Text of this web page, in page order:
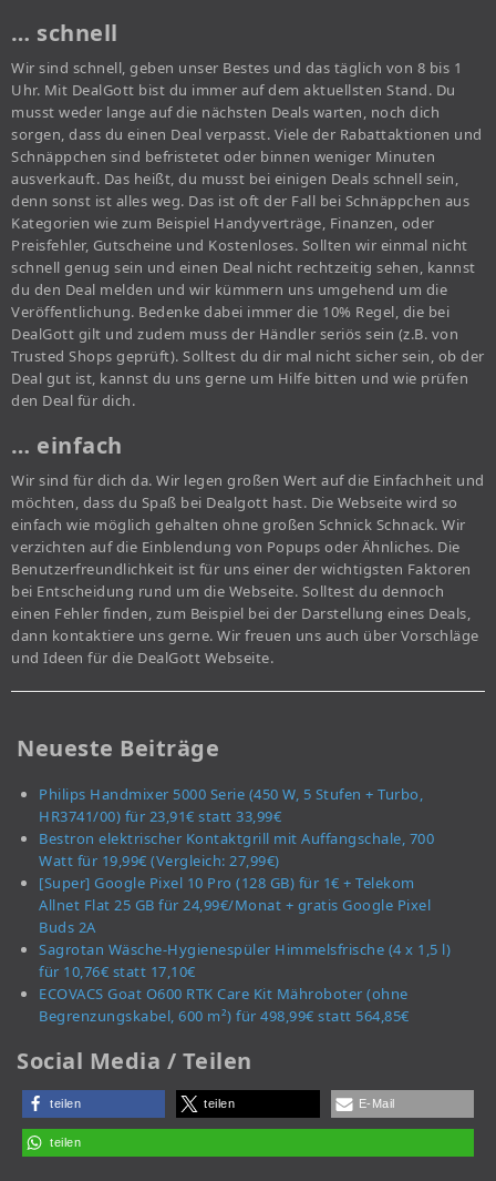
… schnell
Wir sind schnell, geben unser Bestes und das täglich von 8 bis 1
Uhr. Mit DealGott bist du immer auf dem aktuellsten Stand. Du
musst weder lange auf die nächsten Deals warten, noch dich
sorgen, dass du einen Deal verpasst. Viele der Rabattaktionen und
Schnäppchen sind befristetet oder binnen weniger Minuten
ausverkauft. Das heißt, du musst bei einigen Deals schnell sein,
denn sonst ist alles weg. Das ist oft der Fall bei Schnäppchen aus
Kategorien wie zum Beispiel Handyverträge, Finanzen, oder
Preisfehler, Gutscheine und Kostenloses. Sollten wir einmal nicht
schnell genug sein und einen Deal nicht rechtzeitig sehen, kannst
du den Deal melden und wir kümmern uns umgehend um die
Veröffentlichung. Bedenke dabei immer die 10% Regel, die bei
DealGott gilt und zudem muss der Händler seriös sein (z.B. von
Trusted Shops geprüft). Solltest du dir mal nicht sicher sein, ob der
Deal gut ist, kannst du uns gerne um Hilfe bitten und wie prüfen
den Deal für dich.
… einfach
Wir sind für dich da. Wir legen großen Wert auf die Einfachheit und
möchten, dass du Spaß bei Dealgott hast. Die Webseite wird so
einfach wie möglich gehalten ohne großen Schnick Schnack. Wir
verzichten auf die Einblendung von Popups oder Ähnliches. Die
Benutzerfreundlichkeit ist für uns einer der wichtigsten Faktoren
bei Entscheidung rund um die Webseite. Solltest du dennoch
einen Fehler finden, zum Beispiel bei der Darstellung eines Deals,
dann kontaktiere uns gerne. Wir freuen uns auch über Vorschläge
und Ideen für die DealGott Webseite.
Neueste Beiträge
Philips Handmixer 5000 Serie (450 W, 5 Stufen + Turbo,
HR3741/00) für 23,91€ statt 33,99€
Bestron elektrischer Kontaktgrill mit Auffangschale, 700
Watt für 19,99€ (Vergleich: 27,99€)
[Super] Google Pixel 10 Pro (128 GB) für 1€ + Telekom
Allnet Flat 25 GB für 24,99€/Monat + gratis Google Pixel
Buds 2A
Sagrotan Wäsche-Hygienespüler Himmelsfrische (4 x 1,5 l)
für 10,76€ statt 17,10€
ECOVACS Goat O600 RTK Care Kit Mähroboter (ohne
Begrenzungskabel, 600 m²) für 498,99€ statt 564,85€
Social Media / Teilen
teilen teilen E-Mail
teilen